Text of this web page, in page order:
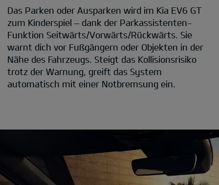
Das Parken oder Ausparken wird im Kia EV6 GT
zum Kinderspiel – dank der Parkassistenten-
Funktion Seitwärts/Vorwärts/Rückwärts. Sie
warnt dich vor Fußgängern oder Objekten in der
Nähe des Fahrzeugs. Steigt das Kollisionsrisiko
trotz der Warnung, greift das System
automatisch mit einer Notbremsung ein.